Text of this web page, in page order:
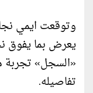
وتوقعت ايمي
يعرض بما يفوق
«السجل» تجربة
تفاصيله.